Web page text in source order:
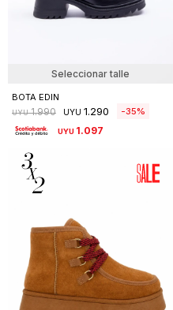
Seleccionar talle
BOTA EDIN
UYU 1.990 UYU 1.290 35
UYU 1.097